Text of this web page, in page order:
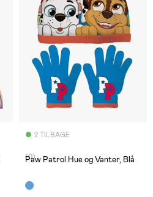
2 TILBAGE
(0)
Paw Patrol Hue og Vanter, Blå